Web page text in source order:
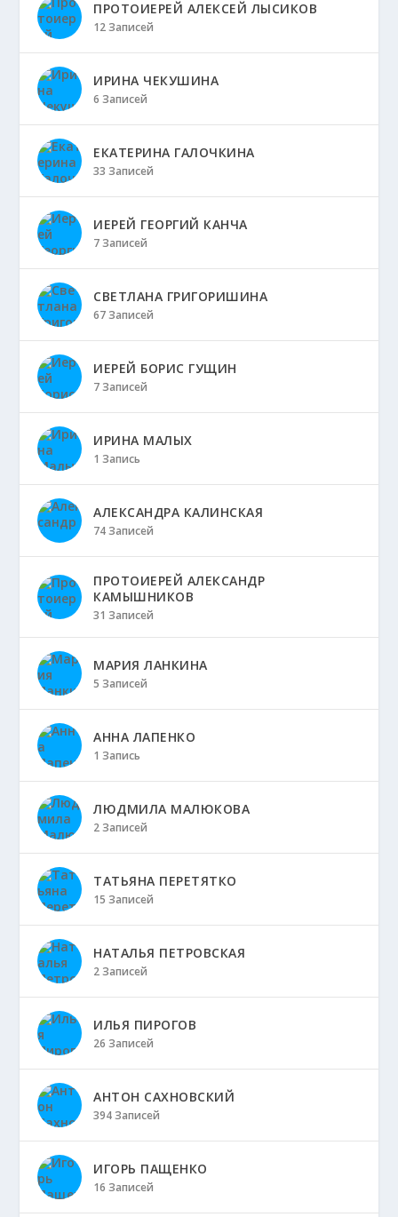
ПРОТОИЕРЕЙ АЛЕКСЕЙ ЛЫСИКОВ
12 Записей
ИРИНА ЧЕКУШИНА
6 Записей
ЕКАТЕРИНА ГАЛОЧКИНА
33 Записей
ИЕРЕЙ ГЕОРГИЙ КАНЧА
7 Записей
СВЕТЛАНА ГРИГОРИШИНА
67 Записей
ИЕРЕЙ БОРИС ГУЩИН
7 Записей
ИРИНА МАЛЫХ
1 Запись
АЛЕКСАНДРА КАЛИНСКАЯ
74 Записей
ПРОТОИЕРЕЙ АЛЕКСАНДР
КАМЫШНИКОВ
31 Записей
МАРИЯ ЛАНКИНА
5 Записей
АННА ЛАПЕНКО
1 Запись
ЛЮДМИЛА МАЛЮКОВА
2 Записей
ТАТЬЯНА ПЕРЕТЯТКО
15 Записей
НАТАЛЬЯ ПЕТРОВСКАЯ
2 Записей
ИЛЬЯ ПИРОГОВ
26 Записей
АНТОН САХНОВСКИЙ
394 Записей
ИГОРЬ ПАЩЕНКО
16 Записей